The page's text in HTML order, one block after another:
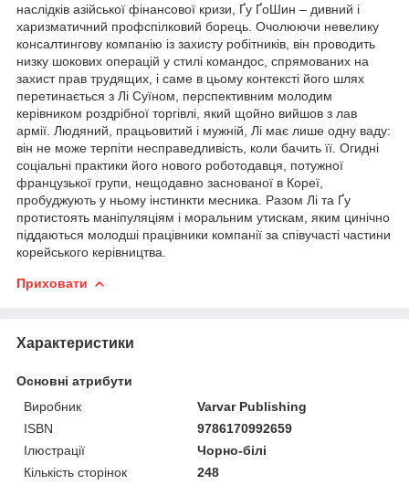
наслідків азійської фінансової кризи, Ґу ҐоШин – дивний і
харизматичний профспілковий борець. Очолюючи невелику
консалтингову компанію із захисту робітників, він проводить
низку шокових операцій у стилі командос, спрямованих на
захист прав трудящих, і саме в цьому контексті його шлях
перетинається з Лі Суїном, перспективним молодим
керівником роздрібної торгівлі, який щойно вийшов з лав
армії. Людяний, працьовитий і мужній, Лі має лише одну ваду:
він не може терпіти несправедливість, коли бачить її. Огидні
соціальні практики його нового роботодавця, потужної
французької групи, нещодавно заснованої в Кореї,
пробуджують у ньому інстинкти месника. Разом Лі та Ґу
протистоять маніпуляціям і моральним утискам, яким цинічно
піддаються молодші працівники компанії за співучасті частини
корейського керівництва.
Приховати
Характеристики
Основні атрибути
Виробник
Varvar Publishing
ISBN
9786170992659
Ілюстрації
Чорно-білі
Кількість сторінок
248